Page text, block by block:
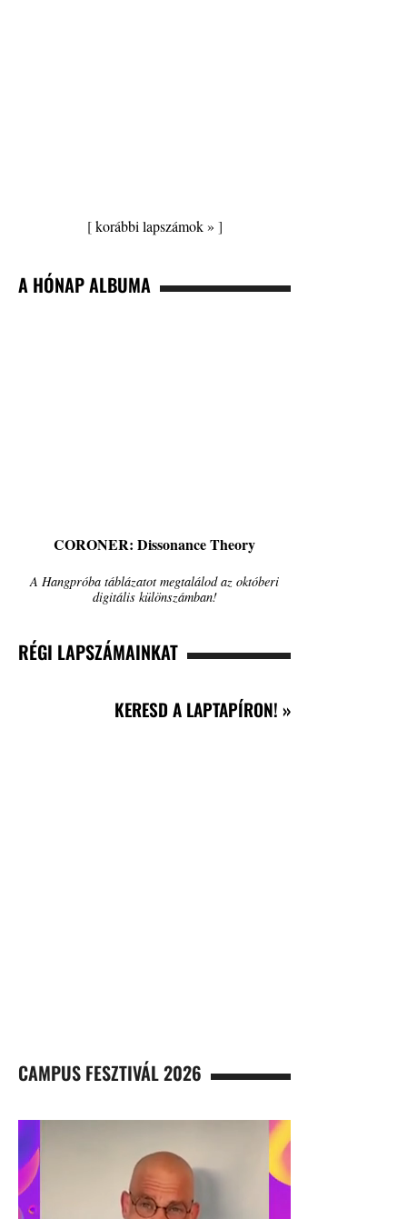
[korábbi lapszámok » ]
A HÓNAP ALBUMA
CORONER: Dissonance Theory
A Hangpróba táblázatot megtalálod az októberi
digitális különszámban!
RÉGI LAPSZÁMAINKAT
KERESD A LAPTAPÍRON! »
CAMPUS FESZTIVÁL 2026